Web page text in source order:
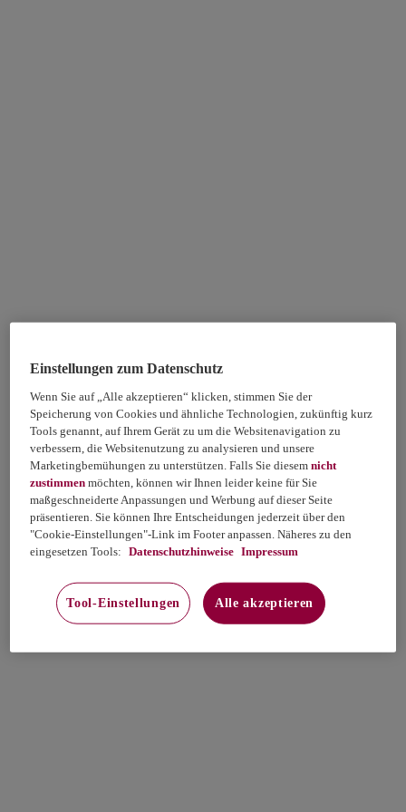
Einstellungen zum Datenschutz
Wenn Sie auf „Alle akzeptieren“ klicken, stimmen Sie der
Speicherung von Cookies und ähnliche Technologien, zukünftig kurz
Tools genannt, auf Ihrem Gerät zu um die Websitenavigation zu
verbessern, die Websitenutzung zu analysieren und unsere
Marketingbemühungen zu unterstützen. Falls Sie diesemnicht
zustimmen möchten, können wir Ihnen leider keine für Sie
maßgeschneiderte Anpassungen und Werbung auf dieser Seite
präsentieren. Sie können Ihre Entscheidungen jederzeit über den
"Cookie-Einstellungen"-Link im Footer anpassen. Näheres zu den
eingesetzen Tools: Datenschutzhinweise Impressum
Tool-Einstellungen Alle akzeptieren